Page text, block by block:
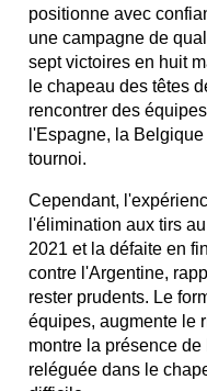
positionne avec
une campagne de
sept victoires en huit
le chapeau des têtes
rencontrer des
l'Espagne, la
tournoi.
Cependant,
l'élimination aux tirs
2021 et la défaite en
contre l'Argentine,
rester prudents. Le
équipes, augmente le
montre la présence
reléguée dans le